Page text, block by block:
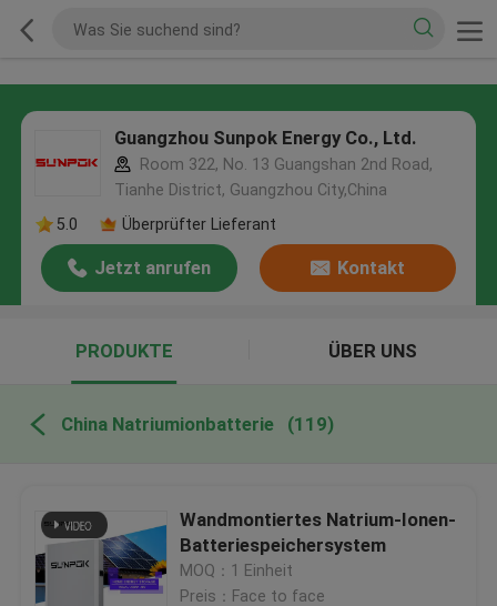
Guangzhou Sunpok Energy Co., Ltd.
Room 322, No. 13 Guangshan 2nd Road,
Tianhe District, Guangzhou City,China
5.0
Überprüfter Lieferant
Jetzt anrufen Kontakt
PRODUKTE ÜBER UNS
China Natriumionbatterie (119)
Wandmontiertes Natrium-Ionen-
Batteriespeichersystem
MOQ：1 Einheit
Preis：Face to face